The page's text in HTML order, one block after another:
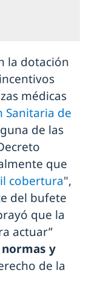
la dotación
médicas
Sanitaria de
de las
que
cobertura",
del bufete
que la
actuar”
y
de la